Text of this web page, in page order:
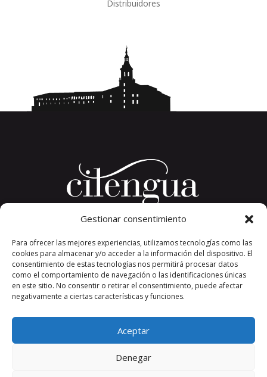
Gestionar consentimiento
Para ofrecer las mejores experiencias, utilizamos tecnologías como las
cookies para almacenar y/o acceder a la información del dispositivo. El
consentimiento de estas tecnologías nos permitirá procesar datos
como el comportamiento de navegación o las identificaciones únicas
en este sitio. No consentir o retirar el consentimiento, puede afectar
negativamente a ciertas características y funciones.
Aceptar
Denegar
Distribuidores
26326 San Millán de la Cogolla
La Rioja. España.
Teléfono: +34 941 373 389
cilengua@cilengua.es